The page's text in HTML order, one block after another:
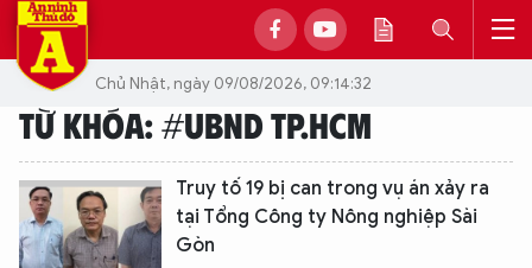
Chủ Nhật, ngày 09/08/2026, 09:14:32
TỪ KHÓA: #UBND TP.HCM
Truy tố 19 bị can trong vụ án xảy ra
tại Tổng Công ty Nông nghiệp Sài
Gòn